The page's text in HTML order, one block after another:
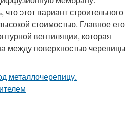
что этот вариант строительного
стоимостью. Главное его
вентиляции, которая
между поверхностью черепицы